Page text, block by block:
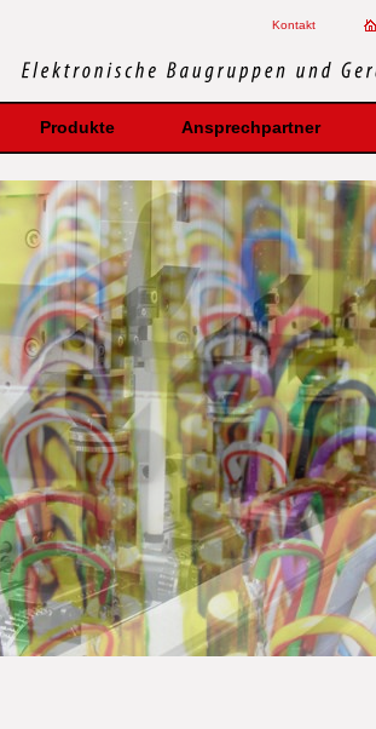
Kontakt
Produkte
Trennadapter
Kabeladapter
Leitungssätze
Tuningkabelsätze
Elektromobilität
Motorsportelektrik
HIL Simulation
Frontplatten
Leiterplatten
Sensoren
Ansprechpartner